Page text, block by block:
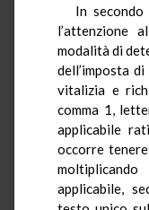
In
l’attenzione
modalità di
dell’imposta
vitalizia e
comma 1,
applicabile
occorre
applicabile,